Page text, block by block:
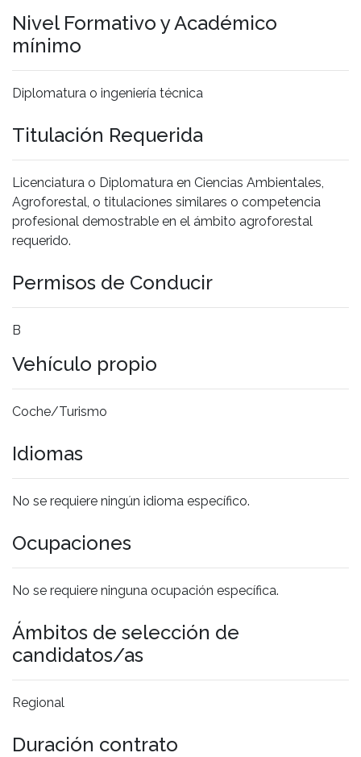
Nivel Formativo y Académico
mínimo
Diplomatura o ingeniería técnica
Titulación Requerida
Licenciatura o Diplomatura en Ciencias Ambientales,
Agroforestal, o titulaciones similares o competencia
profesional demostrable en el ámbito agroforestal
requerido.
Permisos de Conducir
B
Vehículo propio
Coche/Turismo
Idiomas
No se requiere ningún idioma específico.
Ocupaciones
No se requiere ninguna ocupación específica.
Ámbitos de selección de
candidatos/as
Regional
Duración contrato